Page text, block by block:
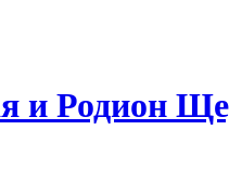
и Родион